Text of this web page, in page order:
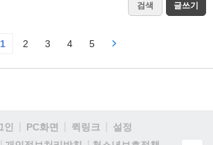
검색 글쓰기
1 2 3 4 5
인 PC화면 퀵링크
설정